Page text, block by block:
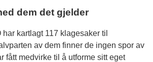
dem det gjelder
kartlagt 117 klagesaker til
av dem finner de ingen spor av
fått medvirke til å utforme sitt eget